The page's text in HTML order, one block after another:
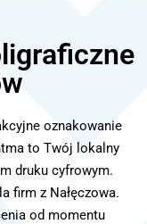
oznakowanie
to Twój lokalny
druku cyfrowym.
firm z Nałęczowa.
od momentu